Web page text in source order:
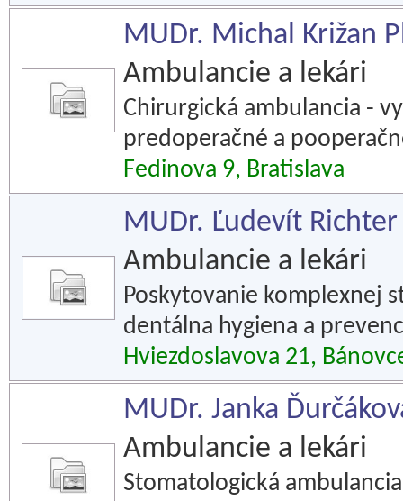
MUDr. Michal Križan
Ambulancie a lekári
Chirurgická ambulancia -
predoperačné a
Fedinova 9, Bratislava
MUDr. Ľudevít Richter
Ambulancie a lekári
Poskytovanie komplexnej
dentálna hygiena a
Hviezdoslavova 21,
MUDr. Janka
Ambulancie a lekári
Stomatologická